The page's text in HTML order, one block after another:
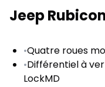
Jeep
•Quatre roues
•Différentiel à
LockMD